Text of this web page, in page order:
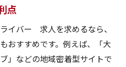
点
イバー 求人を求めるなら、
おすすめです。例えば、「大
」などの地域密着型サイトで